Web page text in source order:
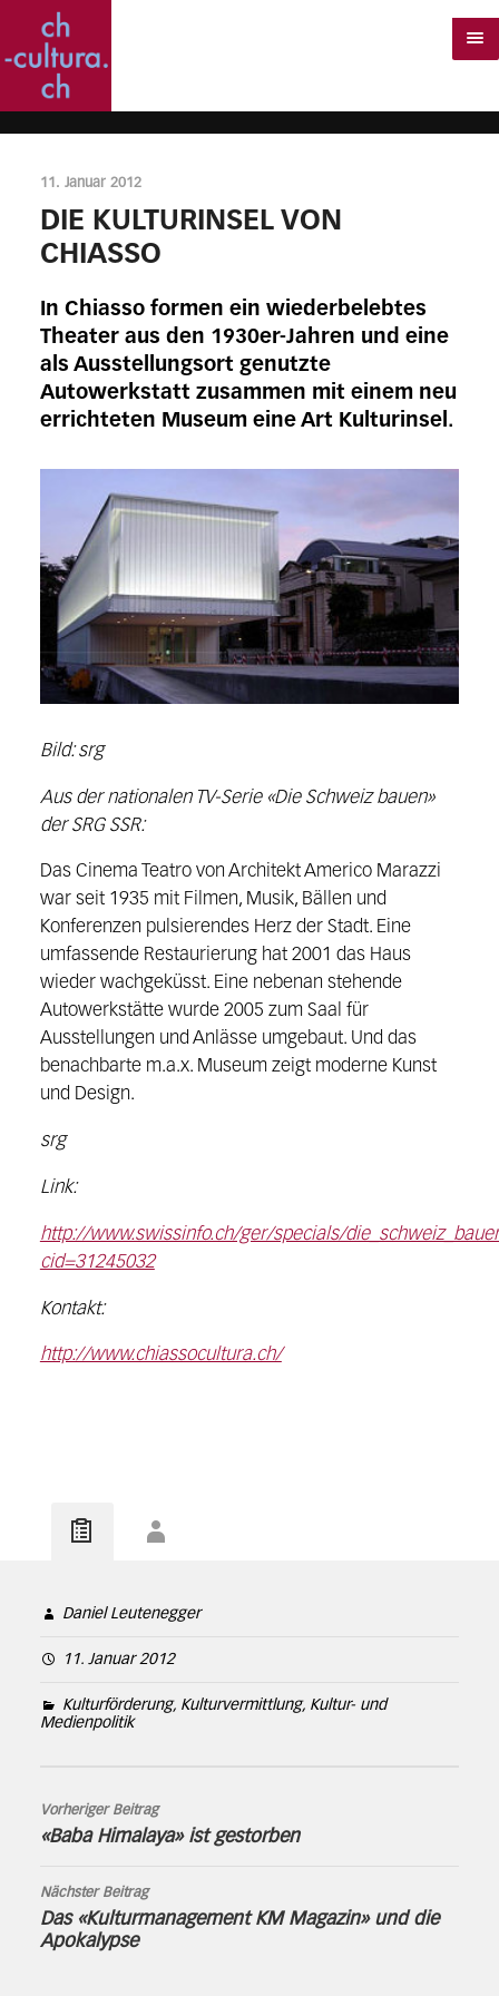
11. Januar 2012
DIE KULTURINSEL VON
CHIASSO
In Chiasso formen ein wiederbelebtes
Theater aus den 1930er-Jahren und eine
als Ausstellungsort genutzte
Autowerkstatt zusammen mit einem neu
errichteten Museum eine Art Kulturinsel.
Bild: srg
Aus der nationalen TV-Serie «Die Schweiz bauen»
der SRG SSR:
Das Cinema Teatro von Architekt Americo Marazzi
war seit 1935 mit Filmen, Musik, Bällen und
Konferenzen pulsierendes Herz der Stadt. Eine
umfassende Restaurierung hat 2001 das Haus
wieder wachgeküsst. Eine nebenan stehende
Autowerkstätte wurde 2005 zum Saal für
Ausstellungen und Anlässe umgebaut. Und das
benachbarte m.a.x. Museum zeigt moderne Kunst
und Design.
srg
Link:
http://www.swissinfo.ch/ger/specials/
cid=31245032
Kontakt:
http://www.chiassocultura.ch/
Daniel Leutenegger
11. Januar 2012
Kulturförderung, Kulturvermittlung, Kultur- und
Medienpolitik
Vorheriger Beitrag
«Baba Himalaya» ist gestorben
Nächster Beitrag
Das «Kulturmanagement KM Magazin» und die
Apokalypse